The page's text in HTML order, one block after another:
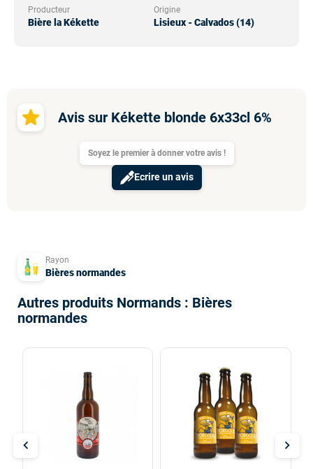
Producteur
Bière la Kékette
Origine
Lisieux - Calvados (14)
Avis sur Kékette blonde 6x33cl 6%
Soyez le premier à donner votre avis !
Ecrire un avis
Rayon
Bières normandes
Autres produits Normands : Bières
normandes
chevron_left chevron_right